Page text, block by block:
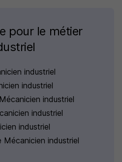
pour le métier
industriel
industriel
industriel
industriel
industriel
Mécanicien industriel